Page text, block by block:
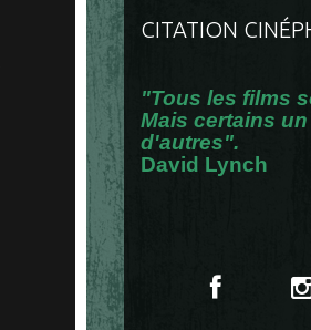
CITATION
"Tous les films
Mais certains
d'autres".
David Lynch